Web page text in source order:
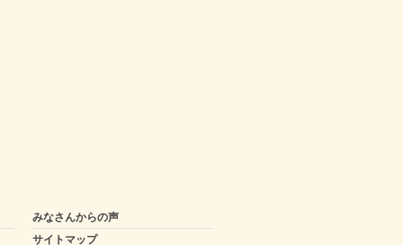
みなさんからの声
サイトマップ